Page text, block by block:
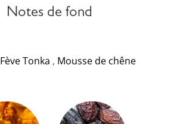
Notes de fond
Fève Tonka , Mousse de chêne